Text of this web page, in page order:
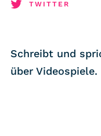
RSS-Feed
TWITTER
Schreibt und
über